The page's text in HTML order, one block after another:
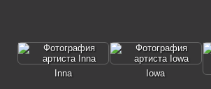
Inna
Iowa